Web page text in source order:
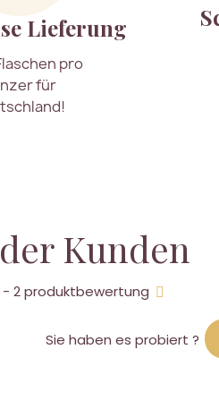
Lieferung
pro
für
Kunden
- 2 produktbewertung
Sie haben es probiert ?